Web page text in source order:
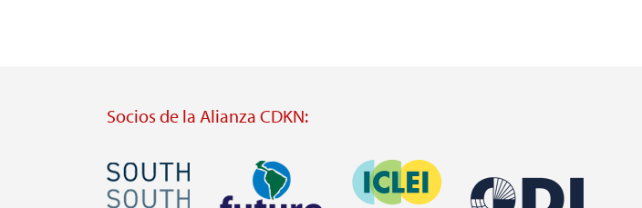
Socios de la Alianza CDKN:
Imagen Imagen
Imagen
Imagen